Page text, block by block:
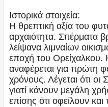
Ιστορικά στοιχεία:
Η θρεπτική αξία του
αρχαιότητα. Σπέρματα
λείψανα λιμναίων
εποχή του Ορείχαλκου.
αναφέρεται για πρώτη
χρόνους. Λέγεται ότι
γιατί κάνουν μεγάλη
επίσης ότι οφείλουν